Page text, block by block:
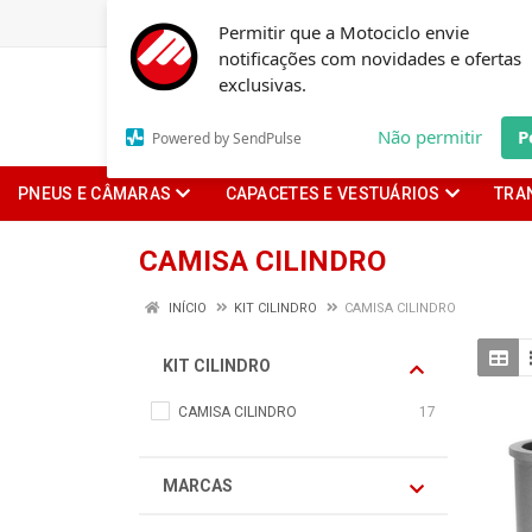
Permitir que a Motociclo envie
notificações com novidades e ofertas
exclusivas.
Powered by SendPulse Não permitir
PNEUS E CÂMARAS CAPACETES E VESTUÁRIOS
CAMISA CILINDRO
INÍCIO KIT CILINDRO CAMISA CILINDRO
KIT CILINDRO
CAMISA CILINDRO 17
MARCAS